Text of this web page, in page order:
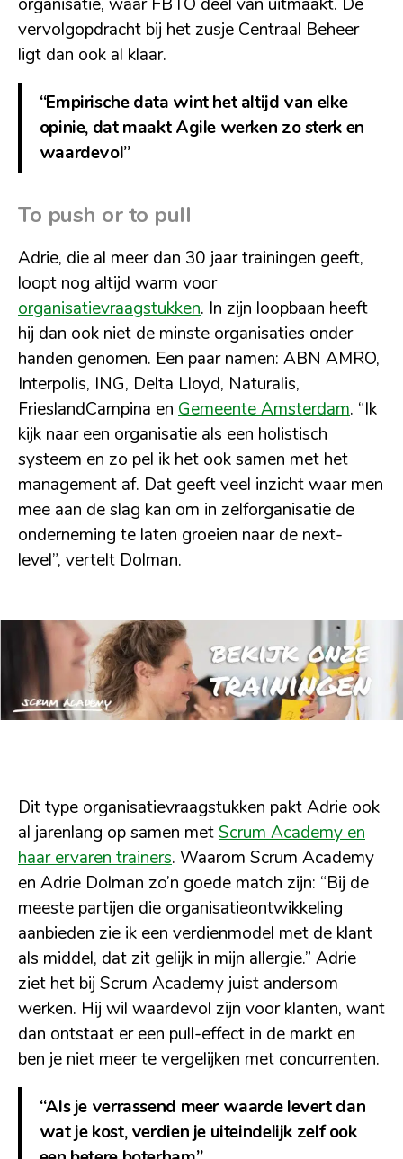
vervolgopdracht bij het zusje Centraal Beheer
ligt dan ook al klaar.
“Empirische data wint het altijd van elke
opinie, dat maakt Agile werken zo sterk en
waardevol”
To push or to pull
Adrie, die al meer dan 30 jaar trainingen geeft,
loopt nog altijd warm voor
organisatievraagstukken. In zijn loopbaan heeft
hij dan ook niet de minste organisaties onder
handen genomen. Een paar namen: ABN AMRO,
Interpolis, ING, Delta Lloyd, Naturalis,
FrieslandCampina en Gemeente Amsterdam. “Ik
kijk naar een organisatie als een holistisch
systeem en zo pel ik het ook samen met het
management af. Dat geeft veel inzicht waar men
mee aan de slag kan om in zelforganisatie de
onderneming te laten groeien naar de next-
level”, vertelt Dolman.
Dit type organisatievraagstukken pakt Adrie ook
al jarenlang op samen metScrum Academy en
haar ervaren trainers. Waarom Scrum Academy
en Adrie Dolman zo’n goede match zijn: “Bij de
meeste partijen die organisatieontwikkeling
aanbieden zie ik een verdienmodel met de klant
als middel, dat zit gelijk in mijn allergie.” Adrie
ziet het bij Scrum Academy juist andersom
werken. Hij wil waardevol zijn voor klanten, want
dan ontstaat er een pull-effect in de markt en
ben je niet meer te vergelijken met concurrenten.
“Als je verrassend meer waarde levert dan
wat je kost, verdien je uiteindelijk zelf ook